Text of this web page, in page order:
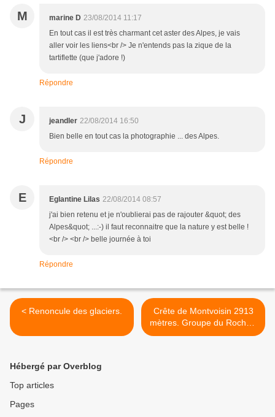
M marine D 23/08/2014 11:17
En tout cas il est très charmant cet aster des Alpes, je vais
aller voir les liens<br /> Je n'entends pas la zique de la
tartiflette (que j'adore !)
Répondre
J jeandler 22/08/2014 16:50
Bien belle en tout cas la photographie ... des Alpes.
Répondre
E Eglantine Lilas 22/08/2014 08:57
j'ai bien retenu et je n'oublierai pas de rajouter &quot; des
Alpes&quot; ...:-) il faut reconnaitre que la nature y est belle !
<br /> <br /> belle journée à toi
Répondre
< Renoncule des glaciers.
Crête de Montvoisin 2913
mètres. Groupe du Rochail.
Oisans ouest. >
Hébergé par Overblog
Top articles
Pages